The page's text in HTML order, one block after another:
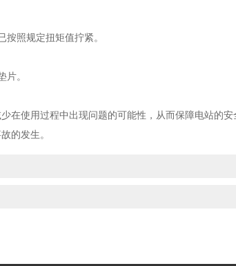
照规定扭矩值拧紧。
。
使用过程中出现问题的可能性，从而保障电站的安
的发生。